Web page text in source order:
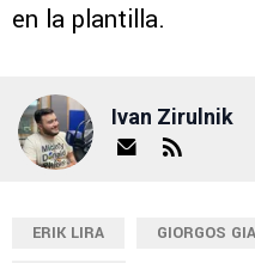
en la plantilla.
Ivan Zirulnik
ERIK LIRA GIORGOS